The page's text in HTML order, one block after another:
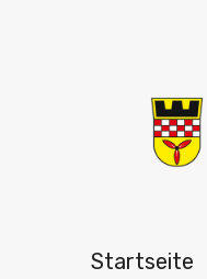
Startseite